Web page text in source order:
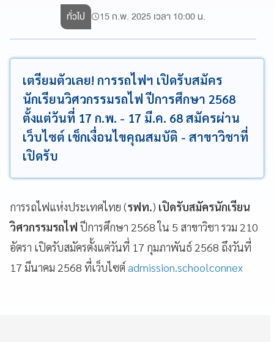
ทั่วไป 15 ก.พ. 2025 เวลา 10:00 น.
เตรียมตัวเลย! การรถไฟฯ เปิดรับสมัคร
นักเรียนวิศวกรรมรถไฟ ปีการศึกษา 2568
ตั้งแต่วันที่ 17 ก.พ. - 17 มี.ค. 68 สมัครผ่าน
เว็บไซต์ เช็กเงื่อนไขคุณสมบัติ - สาขาวิชาที่
เปิดรับ
การรถไฟแห่งประเทศไทย (รฟท.) เปิดรับสมัครนักเรียน
วิศวกรรมรถไฟ ปีการศึกษา 2568 ใน 5 สาขาวิชา รวม 210
อัตรา เปิดรับสมัครตั้งแต่วันที่ 17 กุมภาพันธ์ 2568 ถึงวันที่
17 มีนาคม 2568 ที่เว็บไซต์ admission.schoolconnex